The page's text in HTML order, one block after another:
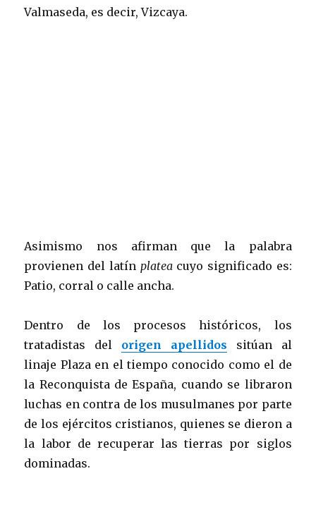
Valmaseda, es decir, Vizcaya.
Asimismo nos afirman que la palabra
provienen del latín plateacuyo significado es:
Patio, corral o calle ancha.
Dentro de los procesos históricos, los
tratadistas del origen apellidos sitúan al
linaje Plaza en el tiempo conocido como el de
la Reconquista de España, cuando se libraron
luchas en contra de los musulmanes por parte
de los ejércitos cristianos, quienes se dieron a
la labor de recuperar las tierras por siglos
dominadas.